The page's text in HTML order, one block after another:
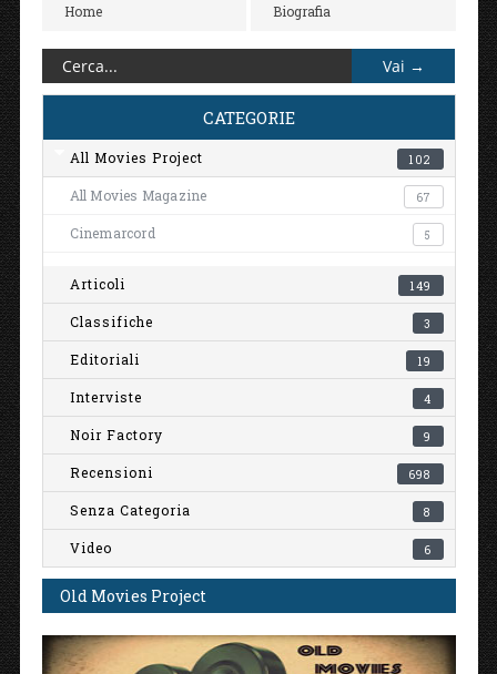
Home Biografia
CATEGORIE
All Movies Project 102
All Movies Magazine 67
Cinemarcord 5
Articoli 149
Classifiche 3
Editoriali 19
Interviste 4
Noir Factory 9
Recensioni 698
Senza Categoria 8
Video 6
Old Movies Project